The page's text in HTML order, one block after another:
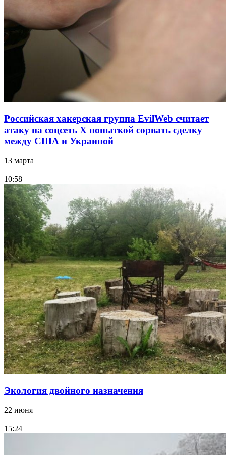
Российская хакерская группа EvilWeb считает
атаку на соцсеть Х попыткой сорвать сделку
между США и Украиной
13 марта
10:58
Экология двойного назначения
22 июня
15:24